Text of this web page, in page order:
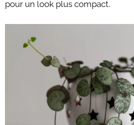
pour un look plus compact.